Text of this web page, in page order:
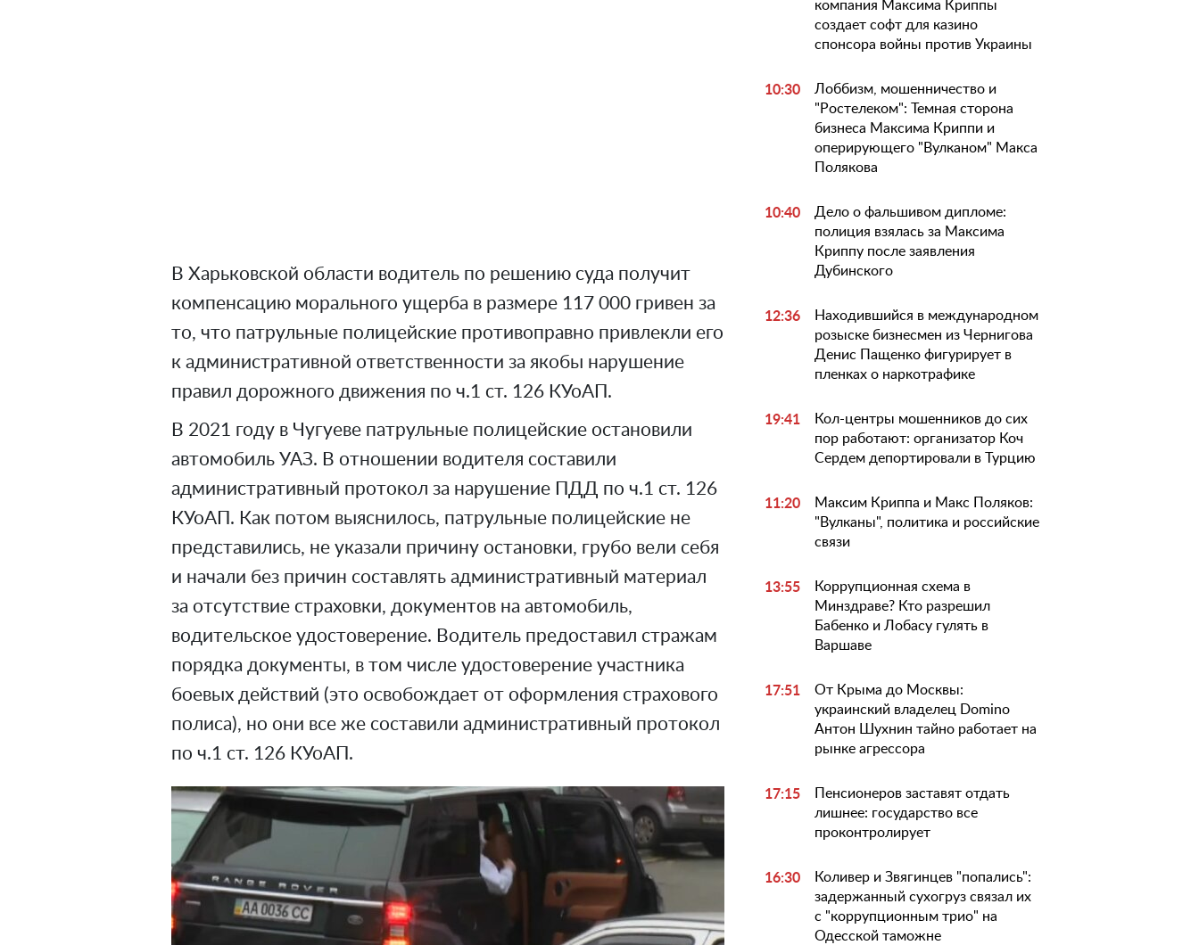
В Харьковской области водитель по решению суда получит
компенсацию морального ущерба в размере 117 000 гривен за
то, что патрульные полицейские противоправно привлекли его
к административной ответственности за якобы нарушение
правил дорожного движения по ч.1 ст. 126 КУоАП.
В 2021 году в Чугуеве патрульные полицейские остановили
автомобиль УАЗ. В отношении водителя составили
административный протокол за нарушение ПДД по ч.1 ст. 126
КУоАП. Как потом выяснилось, патрульные полицейские не
представились, не указали причину остановки, грубо вели себя
и начали без причин составлять административный материал
за отсутствие страховки, документов на автомобиль,
водительское удостоверение. Водитель предоставил стражам
порядка документы, в том числе удостоверение участника
боевых действий (это освобождает от оформления страхового
полиса), но они все же составили административный протокол
по ч.1 ст. 126 КУоАП.
компания Максима Криппы
создает софт для казино
спонсора войны против Украины
10:30
Лоббизм, мошенничество и
"Ростелеком": Темная сторона
бизнеса Максима Криппи и
оперирующего "Вулканом" Макса
Полякова
10:40
Дело о фальшивом дипломе:
полиция взялась за Максима
Криппу после заявления
Дубинского
12:36
Находившийся в международном
розыске бизнесмен из Чернигова
Денис Пащенко фигурирует в
пленках о наркотрафике
19:41
Кол-центры мошенников до сих
пор работают: организатор Коч
Сердем депортировали в Турцию
11:20
Максим Криппа и Макс Поляков:
"Вулканы", политика и российские
связи
13:55
Коррупционная схема в
Минздраве? Кто разрешил
Бабенко и Лобасу гулять в
Варшаве
17:51
От Крыма до Москвы:
украинский владелец Domino
Антон Шухнин тайно работает на
рынке агрессора
17:15
Пенсионеров заставят отдать
лишнее: государство все
проконтролирует
16:30
Коливер и Звягинцев "попались":
задержанный сухогруз связал их
с "коррупционным трио" на
Одесской таможне